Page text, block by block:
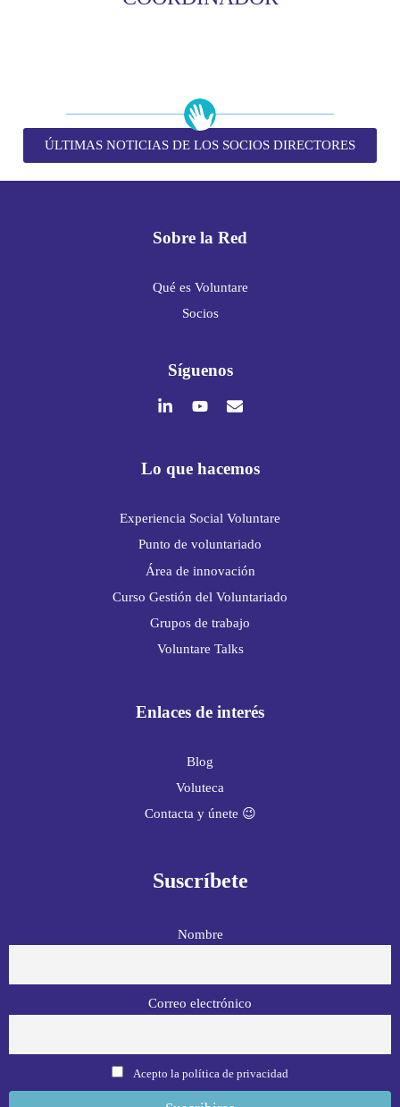
ÚLTIMAS NOTICIAS DE LOS SOCIOS DIRECTORES
Sobre la Red
Qué es Voluntare
Socios
Síguenos
Lo que hacemos
Experiencia Social Voluntare
Punto de voluntariado
Área de innovación
Curso Gestión del Voluntariado
Grupos de trabajo
Voluntare Talks
Enlaces de interés
Blog
Voluteca
Contacta y únete 😉
Suscríbete
Nombre
Correo electrónico
Acepto la política de privacidad